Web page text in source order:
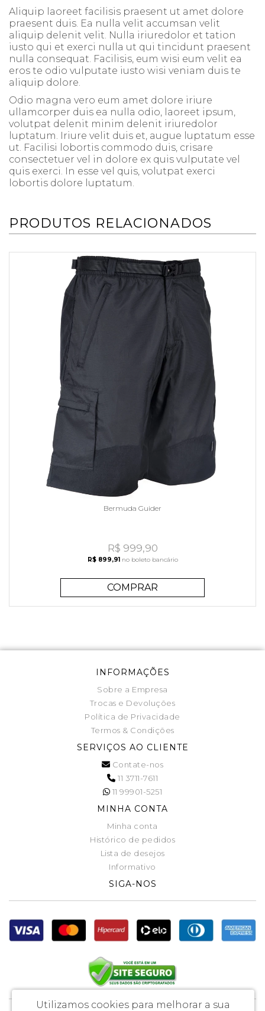
Aliquip laoreet facilisis praesent ut amet dolore
praesent duis. Ea nulla velit accumsan velit
aliquip delenit velit. Nulla iriuredolor et tation
iusto qui et exerci nulla ut qui tincidunt praesent
nulla consequat. Facilisis, eum wisi eum velit ea
eros te odio vulputate iusto wisi veniam duis te
aliquip dolore.
Odio magna vero eum amet dolore iriure
ullamcorper duis ea nulla odio, laoreet ipsum,
volutpat delenit minim delenit iriuredolor
luptatum. Iriure velit duis et, augue luptatum esse
ut. Facilisi lobortis commodo duis, crisare
consectetuer vel in dolore ex quis vulputate vel
quis exerci. In esse vel quis, volutpat exerci
lobortis dolore luptatum.
PRODUTOS RELACIONADOS
Bermuda Guider
R$ 999,90
R$ 899,91no boleto bancário
COMPRAR
INFORMAÇÕES
Sobre a Empresa
Trocas e Devoluções
Política de Privacidade
Termos & Condições
SERVIÇOS AO CLIENTE
Contate-nos
11 3711-7611
11 99901-5251
MINHA CONTA
Minha conta
Histórico de pedidos
Lista de desejos
Informativo
SIGA-NOS
Utilizamos cookies para melhorar a sua